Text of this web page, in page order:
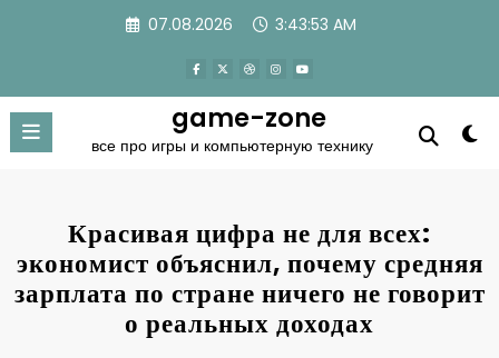
07.08.2026 3:43:53 AM
game-zone
все про игры и компьютерную технику
Красивая цифра не для всех:
экономист объяснил, почему средняя
зарплата по стране ничего не говорит
о реальных доходах